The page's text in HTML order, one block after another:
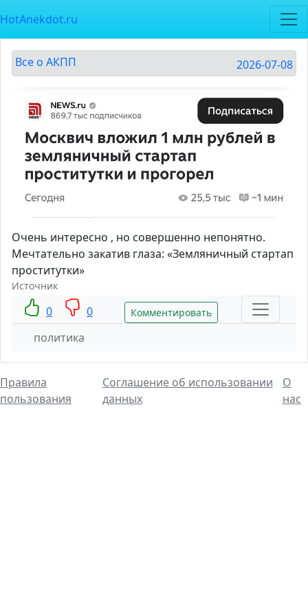
HotAnekdot.ru
Все о АКПП 2026-07-08
Очень интересно , но совершенно непонятно.
Мечтательно закатив глаза: «Земляничный стартап
проститутки»
Источник
0 0 Комментировать
политика
Правила
пользования
Соглашение об использовании
данных
О
нас